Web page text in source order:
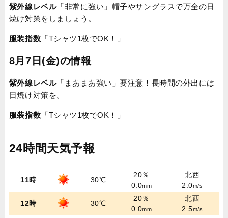
紫外線レベル「非常に強い」帽子やサングラスで万全の日
焼け対策をしましょう。
服装指数 「Tシャツ1枚でOK！」
8月7日(金)の情報
紫外線レベル「まあまあ強い」要注意！長時間の外出には
日焼け対策を。
服装指数 「Tシャツ1枚でOK！」
24時間天気予報
11時 30℃
20％
0.0mm
北西
2.0m/s
12時 30℃
20％
0.0mm
北西
2.5m/s